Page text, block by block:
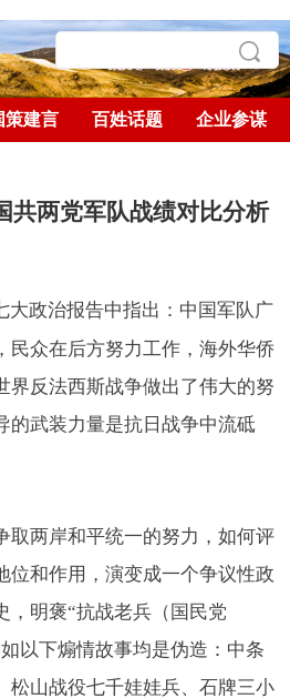
策建言 百姓话题 企业参谋
共两党军队战绩对比分析
大政治报告中指出：中国军队广
民众在后方努力工作，海外华侨
界反法西斯战争做出了伟大的努
的武装力量是抗日战争中流砥
取两岸和平统一的努力，如何评
位和作用，演变成一个争议性政
，明褒“抗战老兵（国民党
以下煽情故事均是伪造：中条
松山战役七千娃娃兵、石牌三小